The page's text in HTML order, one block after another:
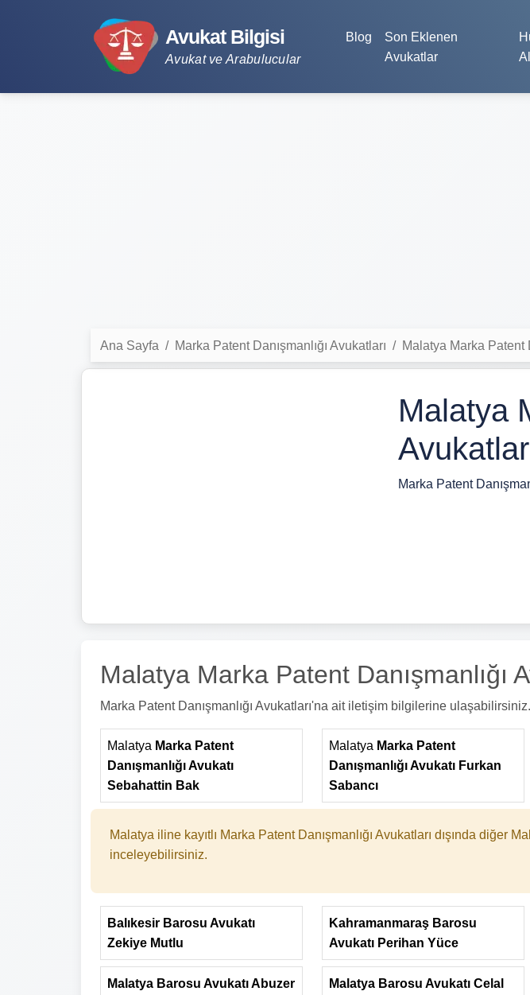
Avukat Bilgisi
Avukat ve Arabulucular
Blog
Son Eklenen
Avukatlar
Ana Sayfa Marka Patent Danışmanlığı Avukatları Malatya Marka Patent
Malatya
Marka Patent
Malatya Marka Patent Danışmanlığı
Marka Patent Danışmanlığı Avukatları'na ait iletişim bilgilerine ulaşabilirsiniz.
Malatya Marka Patent
Danışmanlığı Avukatı
Sebahattin Bak
Malatya Marka Patent
Danışmanlığı Avukatı Furkan
Sabancı
Malatya iline kayıtlı Marka Patent Danışmanlığı Avukatları dışında diğer
inceleyebilirsiniz.
Balıkesir Barosu Avukatı
Zekiye Mutlu
Kahramanmaraş Barosu
Avukatı Perihan Yüce
Malatya Barosu Avukatı Abuzer
Malatya Barosu Avukatı Celal